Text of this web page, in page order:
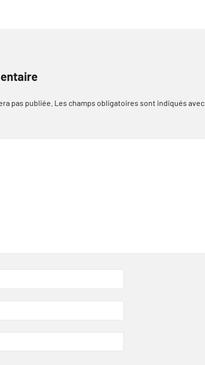
pas publiée. Les champs obligatoires sont indiqués avec